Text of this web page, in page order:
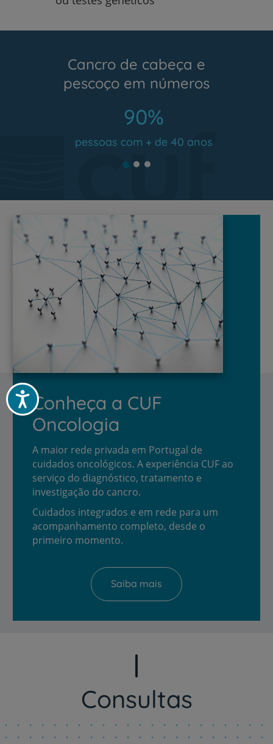
Acessibilidade
Cancro de cabeça e
pescoço em números
90%
pessoas com + de 40 anos
Conheça a CUF
Oncologia
A maior rede privada em Portugal de
cuidados oncológicos. A experiência CUF ao
serviço do diagnóstico, tratamento e
investigação do cancro.
Cuidados integrados e em rede para um
acompanhamento completo, desde o
primeiro momento.
Saiba mais
Consultas